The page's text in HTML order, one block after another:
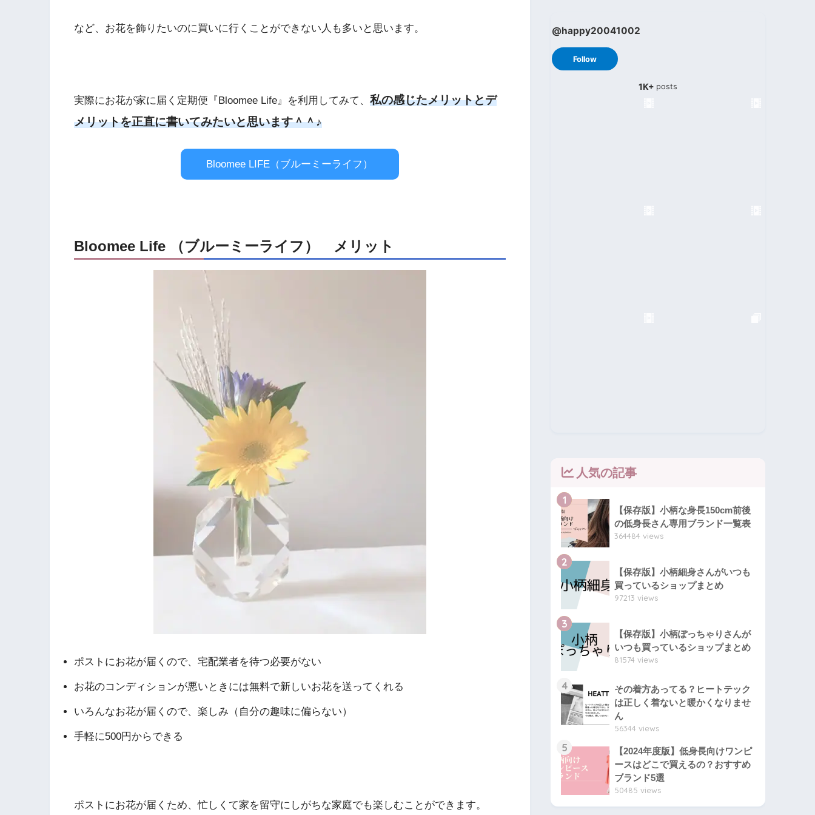
など、お花を飾りたいのに買いに行くことができない人も多いと思います。
実際にお花が家に届く定期便『Bloomee Life』を利用してみて、 私の感じたメリットとデ
メリットを正直に書いてみたいと思います＾＾♪
Bloomee LIFE（ブルーミーライフ）
Bloomee Life （ブルーミーライフ） メリット
ポストにお花が届くので、宅配業者を待つ必要がない
お花のコンディションが悪いときには無料で新しいお花を送ってくれる
いろんなお花が届くので、楽しみ（自分の趣味に偏らない）
手軽に500円からできる
ポストにお花が届くため、忙しくて家を留守にしがちな家庭でも楽しむことができます。
人気の記事
1
【保存版】小柄な身長150cm前後
の低身長さん専用ブランド一覧表
364484 views
2
【保存版】小柄細身さんがいつも
買っているショップまとめ
97213 views
3
【保存版】小柄ぽっちゃりさんが
いつも買っているショップまとめ
81574 views
4
その着方あってる？ヒートテック
は正しく着ないと暖かくなりませ
ん
56344 views
5
【2024年度版】低身長向けワンピ
ースはどこで買えるの？おすすめ
ブランド5選
50485 views